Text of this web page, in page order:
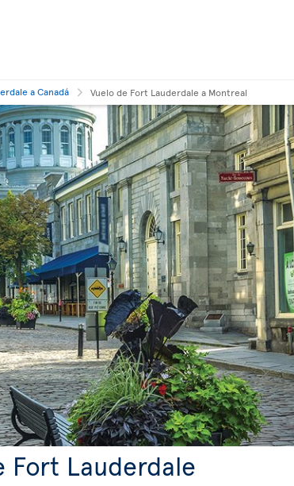
a Canadá Vuelo de Fort Lauderdale a Montreal
Fort Lauderdale